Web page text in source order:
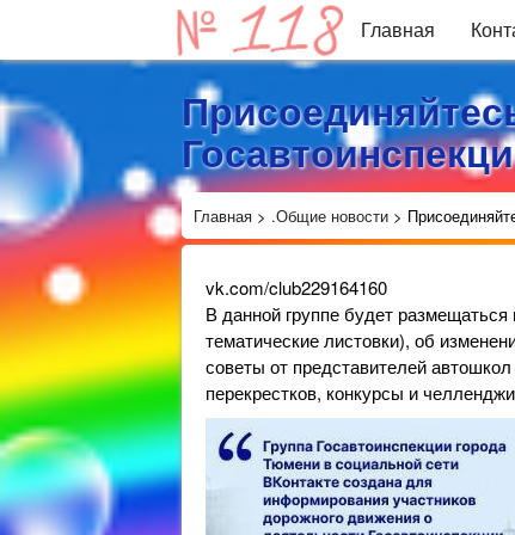
Главная
Главная > .Общие новости >
vk.com/club229164160
В данной группе будет
тематические листовки), об
советы от представителей
перекрестков, конкурсы и